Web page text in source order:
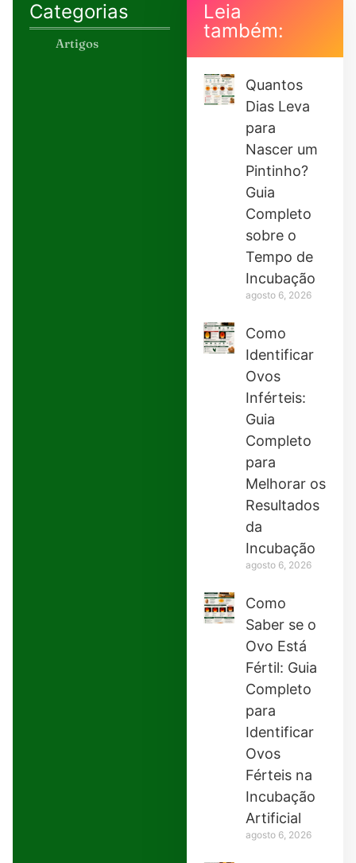
Categorias
Artigos
Leia
também:
Quantos
Dias Leva
para
Nascer um
Pintinho?
Guia
Completo
sobre o
Tempo de
Incubação
agosto 6, 2026
Como
Identificar
Ovos
Inférteis:
Guia
Completo
para
Melhorar os
Resultados
da
Incubação
agosto 6, 2026
Como
Saber se o
Ovo Está
Fértil: Guia
Completo
para
Identificar
Ovos
Férteis na
Incubação
Artificial
agosto 6, 2026